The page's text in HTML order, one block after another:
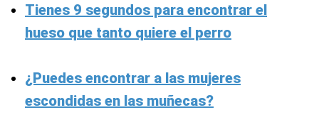
Tienes 9 segundos para encontrar el
hueso que tanto quiere el perro
¿Puedes encontrar a las mujeres
escondidas en las muñecas?